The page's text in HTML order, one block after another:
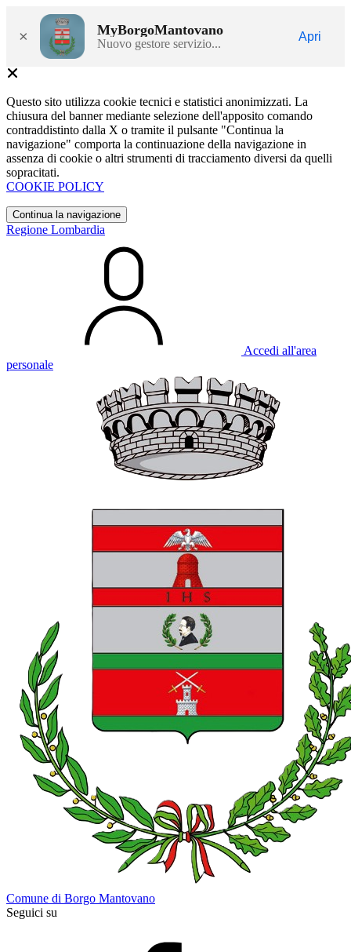
× MyBorgoMantovano
Nuovo gestore servizio...
Apri
Questo sito utilizza cookie tecnici e statistici anonimizzati. La
chiusura del banner mediante selezione dell'apposito comando
contraddistinto dalla X o tramite il pulsante "Continua la
navigazione" comporta la continuazione della navigazione in
assenza di cookie o altri strumenti di tracciamento diversi da quelli
sopracitati.
COOKIE POLICY
Continua la navigazione
Regione Lombardia
Accedi all'area
personale
Comune di Borgo Mantovano
Seguici su